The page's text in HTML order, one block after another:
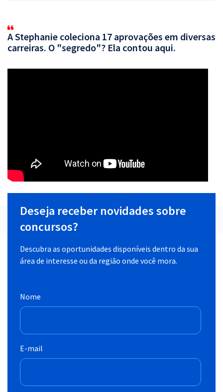
A Stephanie coleciona 17 aprovações em diversas
carreiras. O "segredo"? Ela contou aqui.
Deseja receber novidades sobre
concursos?
Descubra as oportunidades disponíveis dentro da sua
área de interesse ou da região onde você mora.
Nome
E-mail